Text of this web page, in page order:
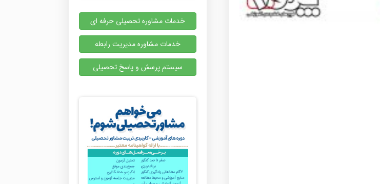
خدمات مشاوره تحصیلی حرفه ای
خدمات مشاوره مدیریت رابطه
سیستم پرسش و پاسخ تحصیلی